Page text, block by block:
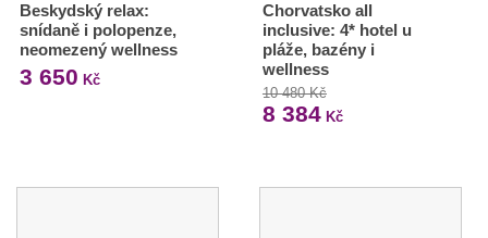
Beskydský relax:
snídaně i polopenze,
neomezený wellness
3 650 Kč
Chorvatsko all
inclusive: 4* hotel u
pláže, bazény i
wellness
10 480 Kč
8 384Kč